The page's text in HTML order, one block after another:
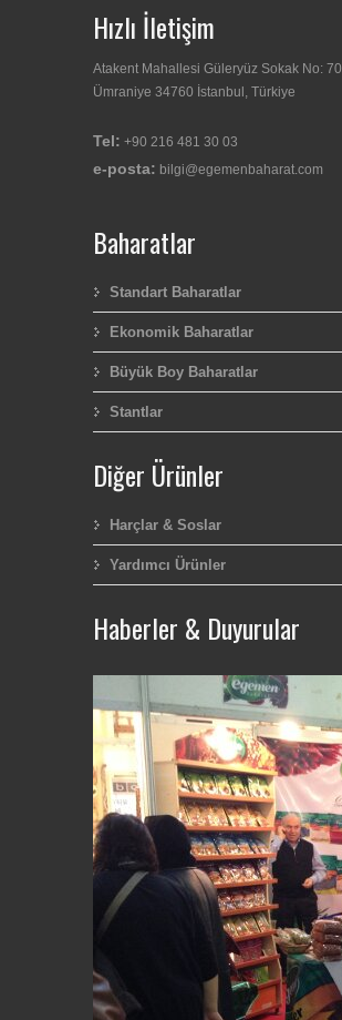
Hızlı İletişim
Atakent Mahallesi Güleryüz Sokak No: 70
Ümraniye 34760 İstanbul, Türkiye
Tel: +90 216 481 30 03
e-posta: bilgi@egemenbaharat.com
Baharatlar
Standart Baharatlar
Ekonomik Baharatlar
Büyük Boy Baharatlar
Stantlar
Diğer Ürünler
Harçlar & Soslar
Yardımcı Ürünler
Haberler & Duyurular